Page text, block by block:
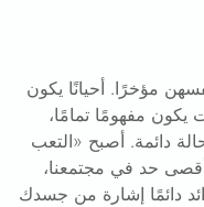
مؤخرًا. أحيانًا يكون
يكون مفهومًا تمامًا،
دائمة. أصبح «التعب
أقصى حد في مجتمعنا،
دائمًا إشارة من جسدك